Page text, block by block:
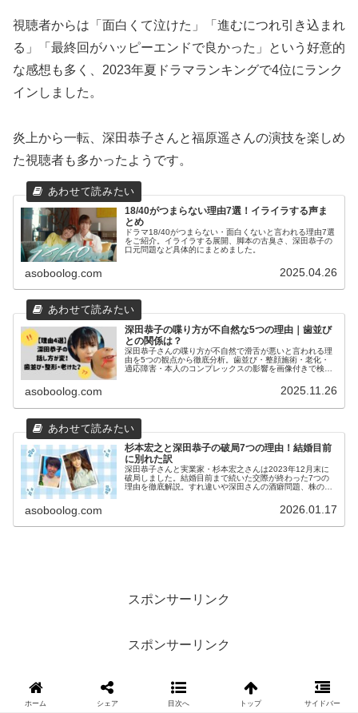
視聴者からは「面白くて泣けた」「進むにつれ引き込まれ
る」「最終回がハッピーエンドで良かった」という好意的
な感想も多く、2023年夏ドラマランキングで4位にランク
インしました。
炎上から一転、深田恭子さんと福原遥さんの演技を楽しめ
た視聴者も多かったようです。
18/40がつまらない理由7選！イライラする声ま
とめ
ドラマ18/40がつまらない・面白くないと言われる理由7選
をご紹介。イライラする展開、脚本の古臭さ、深田恭子の
口元問題など具体的にまとめました。
asoboolog.com 2025.04.26
深田恭子の喋り方が不自然な5つの理由｜歯並び
との関係は？
深田恭子さんの喋り方が不自然で滑舌が悪いと言われる理
由を5つの観点から徹底分析。歯並び・整顔施術・老化・
適応障害・本人のコンプレックスの影響を画像付きで検証
asoboolog.com 2025.11.26
杉本宏之と深田恭子の破局7つの理由！結婚目前
に別れた訳
深田恭子さんと実業家・杉本宏之さんは2023年12月末に
破局しました。結婚目前まで続いた交際が終わった7つの
理由を徹底解説。すれ違いや深田さんの酒癖問題、株の恩
asoboolog.com 2026.01.17
スポンサーリンク
スポンサーリンク
ホーム シェア 目次へ トップ サイドバー